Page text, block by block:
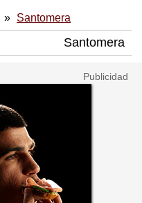
Santomera
Santomera